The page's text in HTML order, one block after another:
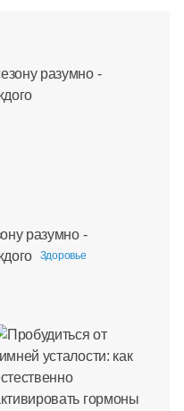
разумно -
Здоровье